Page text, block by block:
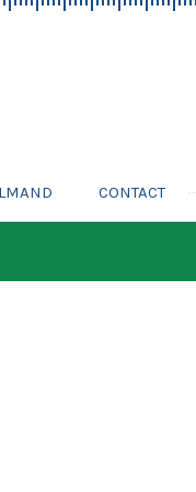
CONTACT